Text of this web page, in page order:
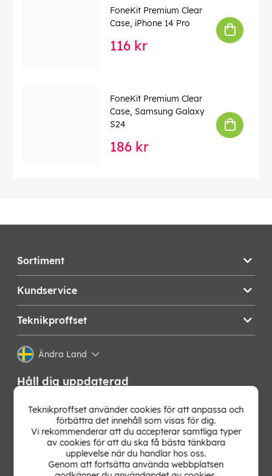
FoneKit Premium Clear
Case, iPhone 14 Pro
116 kr
FoneKit Premium Clear
Case, Samsung Galaxy
S24
186 kr
Sortiment
Kundservice
Teknikproffset
Ändra Land
Håll dig uppdaterad
Få de senaste nyheterna, hetaste erbjudandena och
bästa tipsen från oss direkt i din mejlkorg. Signa upp på
vårt nyhetsbrev!
Teknikproffset använder cookies för att anpassa och
förbättra det innehåll som visas för dig.
Vi rekommenderar att du accepterar samtliga typer
av cookies för att du ska få bästa tänkbara
upplevelse när du handlar hos oss.
Genom att fortsätta använda webbplatsen